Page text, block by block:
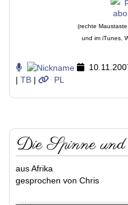
(rechte
und im iTunes,
| TB | PL
Die Spinne
aus Afrika
gesprochen von Chris